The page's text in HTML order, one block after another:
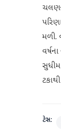
મળી.
ટેગ્સ: